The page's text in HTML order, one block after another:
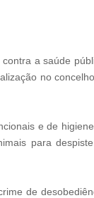
a saúde
no
e de
para
de